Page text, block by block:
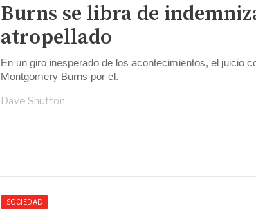
Burns se libra de
atropellado
En un giro inesperado de los acontecimientos, el juicio
Montgomery Burns por el.
Dave Shutton
SOCIEDAD